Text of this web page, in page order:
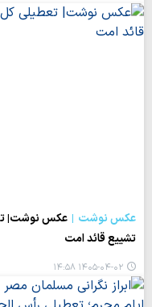
عکس نوشت
تشییع قائد امت
۱۴۰۵-۰۴-۰۲ ۱۴:۵۸